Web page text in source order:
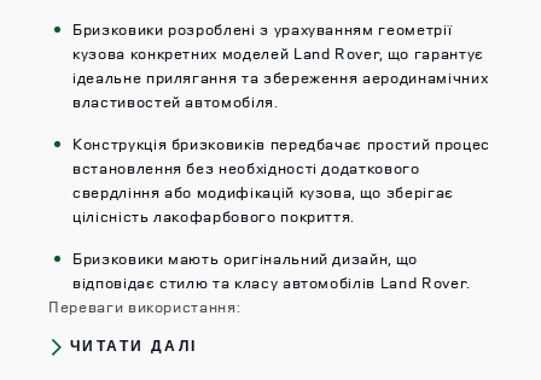
Бризковики розроблені з урахуванням геометрії
кузова конкретних моделей Land Rover, що гарантує
ідеальне прилягання та збереження аеродинамічних
властивостей автомобіля.​
Конструкція бризковиків передбачає простий процес
встановлення без необхідності додаткового
свердління або модифікацій кузова, що зберігає
цілісність лакофарбового покриття.​
Бризковики мають оригінальний дизайн, що
відповідає стилю та класу автомобілів Land Rover.​
Переваги використання:
ЧИТАТИ ДАЛІ